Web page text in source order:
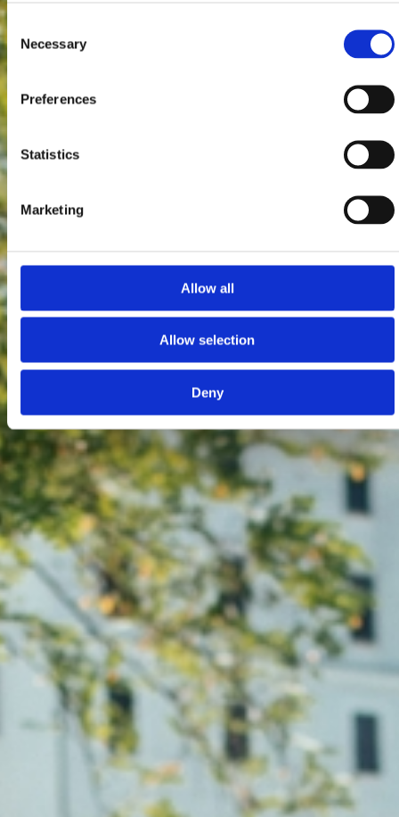
Consent
Selection
Necessary
Preferences
Statistics
Marketing
Allow all
Allow selection
Deny